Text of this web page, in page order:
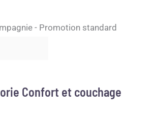
Confort et couchage